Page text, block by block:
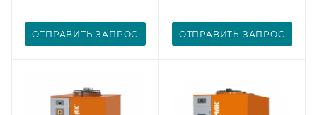
ОТПРАВИТЬ ЗАПРОС ОТПРАВИТЬ ЗАПРОС